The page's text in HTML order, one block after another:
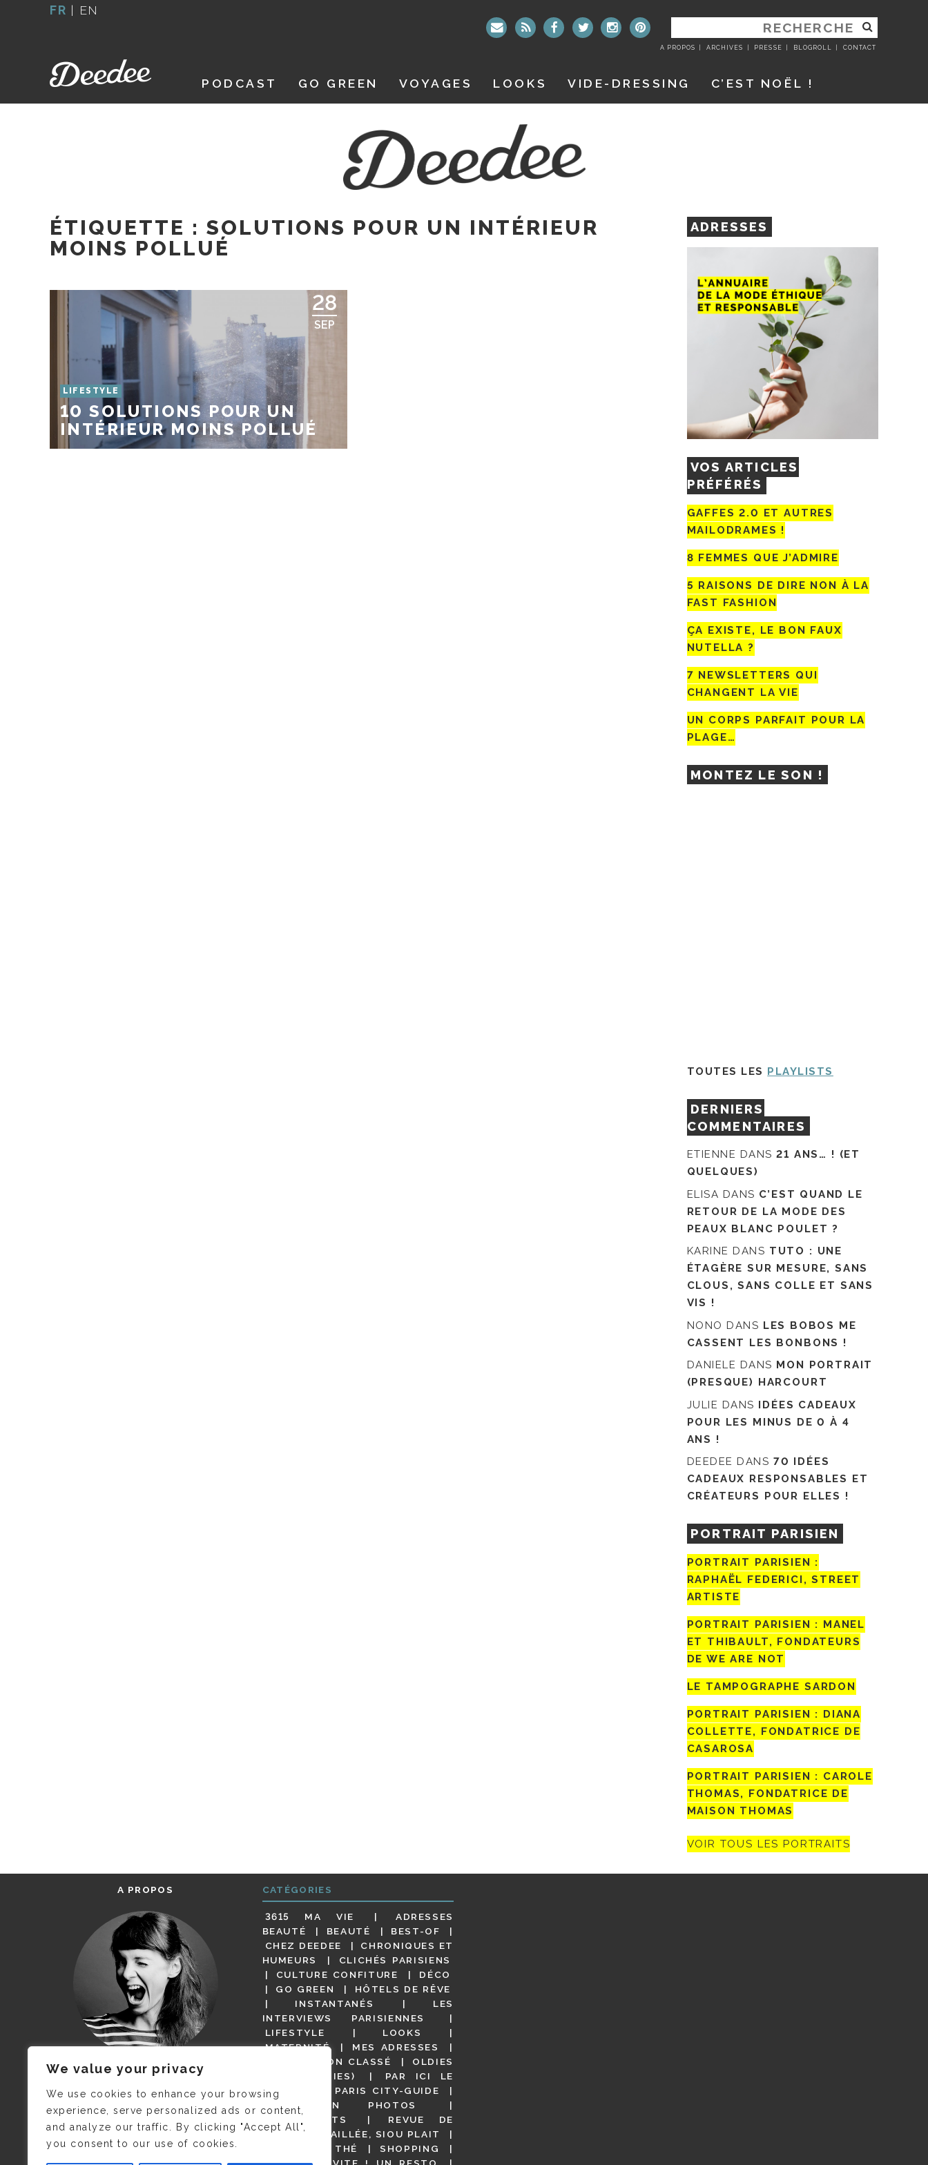
We value your privacy
We use cookies to enhance your browsing
experience, serve personalized ads or content,
and analyze our traffic. By clicking "Accept All",
you consent to our use of cookies.
FR | EN
RECHERCHER
:
A PROPOS ARCHIVES PRESSE BLOGROLL CONTACT
PODCAST GO GREEN VOYAGES LOOKS VIDE-DRESSING C’EST NOËL !
ÉTIQUETTE : SOLUTIONS POUR UN INTÉRIEUR
MOINS POLLUÉ
28
SEP
LIFESTYLE
10 SOLUTIONS POUR UN
INTÉRIEUR MOINS POLLUÉ
ADRESSES
VOS ARTICLES
PRÉFÉRÉS
GAFFES 2.0 ET AUTRES
MAILODRAMES !
8 FEMMES QUE J’ADMIRE
5 RAISONS DE DIRE NON À LA
FAST FASHION
ÇA EXISTE, LE BON FAUX
NUTELLA ?
7 NEWSLETTERS QUI
CHANGENT LA VIE
UN CORPS PARFAIT POUR LA
PLAGE…
MONTEZ LE SON !
TOUTES LES PLAYLISTS
DERNIERS
COMMENTAIRES
ETIENNE DANS21 ANS… ! (ET
QUELQUES)
ELISA DANS C’EST QUAND LE
RETOUR DE LA MODE DES
PEAUX BLANC POULET ?
KARINE DANS TUTO : UNE
ÉTAGÈRE SUR MESURE, SANS
CLOUS, SANS COLLE ET SANS
VIS !
NONO DANS LES BOBOS ME
CASSENT LES BONBONS !
DANIELE DANS MON PORTRAIT
(PRESQUE) HARCOURT
JULIE DANS IDÉES CADEAUX
POUR LES MINUS DE 0 À 4
ANS !
DEEDEE DANS 70 IDÉES
CADEAUX RESPONSABLES ET
CRÉATEURS POUR ELLES !
PORTRAIT PARISIEN
PORTRAIT PARISIEN :
RAPHAËL FEDERICI, STREET
ARTISTE
PORTRAIT PARISIEN : MANEL
ET THIBAULT, FONDATEURS
DE WE ARE NOT
LE TAMPOGRAPHE SARDON
PORTRAIT PARISIEN : DIANA
COLLETTE, FONDATRICE DE
CASAROSA
PORTRAIT PARISIEN : CAROLE
THOMAS, FONDATRICE DE
MAISON THOMAS
VOIR TOUS LES PORTRAITS
A PROPOS
JE M’APPELLE DELPHINE MAIS
C’EST ©CAMILLE COLLIN QUI A
PRIS CETTE PHOTO !
CATÉGORIES
3615 MA VIE
ADRESSES
BEAUTÉ
BEAUTÉ
BEST-OF
CHEZ DEEDEE
CHRONIQUES ET
HUMEURS
CLICHÉS PARISIENS
CULTURE CONFITURE
DÉCO
GO GREEN
HÔTELS DE RÊVE
INSTANTANÉS
LES
INTERVIEWS PARISIENNES
LIFESTYLE
LOOKS
MATERNITÉ
MES ADRESSES
NON CLASSÉ
OLDIES
(BUT GOODIES)
PAR ICI LE
MAGOT !
PARIS CITY-GUIDE
PARIS EN PHOTOS
RESTAURANTS
REVUE DE
PRESSE DÉTAILLÉE, SIOU PLAIT
SALONS DE THÉ
SHOPPING
VIDÉOS
VITE ! UN RESTO